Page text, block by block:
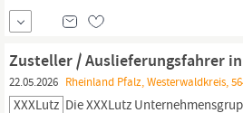
Mitarbeiter zum Erfolg der Gruppe bei, die
Einrichtungshäuser und 54 mömax
Mit einem Jahresumsatz von 6,4
Gruppe...
Zusteller / Auslieferungsfahrer
22.05.2026 Rheinland Pfalz, Westerwaldkreis,
XXXLutz Die XXXLutz